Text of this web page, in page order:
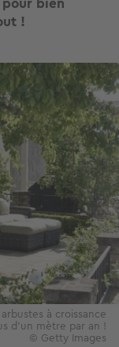
!
à croissance
d'un mètre par an !
© Getty Images